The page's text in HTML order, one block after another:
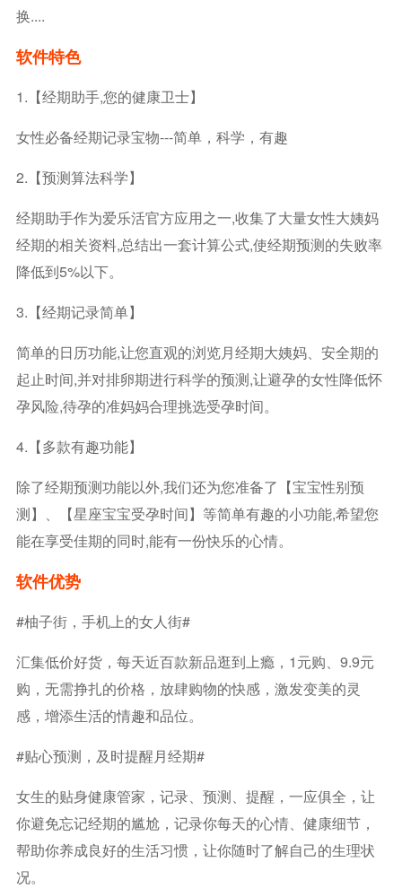
换....
软件特色
1.【经期助手,您的健康卫士】
女性必备经期记录宝物---简单，科学，有趣
2.【预测算法科学】
经期助手作为爱乐活官方应用之一,收集了大量女性大姨妈
经期的相关资料,总结出一套计算公式,使经期预测的失败率
降低到5%以下。
3.【经期记录简单】
简单的日历功能,让您直观的浏览月经期大姨妈、安全期的
起止时间,并对排卵期进行科学的预测,让避孕的女性降低怀
孕风险,待孕的准妈妈合理挑选受孕时间。
4.【多款有趣功能】
除了经期预测功能以外,我们还为您准备了【宝宝性别预
测】、【星座宝宝受孕时间】等简单有趣的小功能,希望您
能在享受佳期的同时,能有一份快乐的心情。
软件优势
#柚子街，手机上的女人街#
汇集低价好货，每天近百款新品逛到上瘾，1元购、9.9元
购，无需挣扎的价格，放肆购物的快感，激发变美的灵
感，增添生活的情趣和品位。
#贴心预测，及时提醒月经期#
女生的贴身健康管家，记录、预测、提醒，一应俱全，让
你避免忘记经期的尴尬，记录你每天的心情、健康细节，
帮助你养成良好的生活习惯，让你随时了解自己的生理状
况。